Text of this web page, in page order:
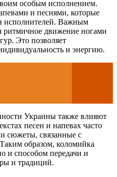
особым исполнением.
и песнями, которые
исполнителей. Важным
ритмичное движение ногами
Это позволяет
и энергию.
Украины также влияют
песен и напевах часто
сюжеты, связанные с
образом, коломийка
и способом передачи и
и традиций.